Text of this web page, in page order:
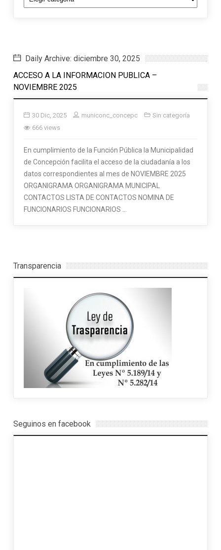
Daily Archive: diciembre 30, 2025
ACCESO A LA INFORMACION PUBLICA –
NOVIEMBRE 2025
30 Dic, 2025 municonc_concepc
Sin categoría
666 views
En cumplimiento de la Función Pública la Municipalidad
de Concepción facilita el acceso de la ciudadanía a los
datos correspondientes al mes de NOVIEMBRE 2025
ORGANIGRAMA ORGANIGRAMA MUNICIPAL
CONTACTOS LISTA DE CONTACTOS NOMINA DE
FUNCIONARIOS FUNCIONARIOS …
Transparencia
Seguinos en facebook